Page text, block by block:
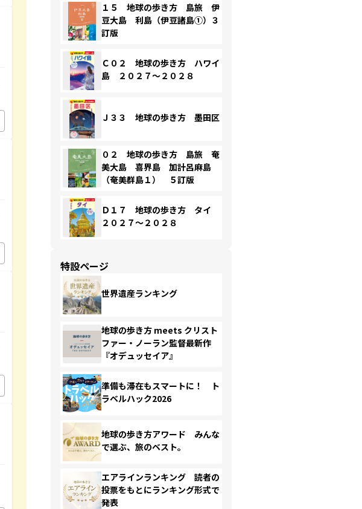
１５ 地球の歩き方 島旅 伊
豆大島 利島（伊豆諸島①）３
訂版
Ｃ０２ 地球の歩き方 ハワイ
島 ２０２７～２０２８
Ｊ３３ 地球の歩き方 墨田区
０２ 地球の歩き方 島旅 奄
美大島 喜界島 加計呂麻島
（奄美群島１） ５訂版
Ｄ１７ 地球の歩き方 タイ
２０２７～２０２８
特設ページ
世界遺産ランキング
地球の歩き方 meets クリスト
ファー・ノーラン監督最新作
『オデュッセイア』
準備も滞在もスマートに！ ト
ラベルハック2026
地球の歩き方アワード みんな
で選ぶ、旅のベスト。
エアラインランキング 読者の
投票をもとにランキング形式で
発表